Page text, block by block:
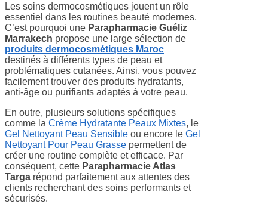
Les soins dermocosmétiques jouent un rôle
essentiel dans les routines beauté modernes.
C’est pourquoi une Parapharmacie Guéliz
Marrakech propose une large sélection de
produits dermocosmétiques Maroc
destinés à différents types de peau et
problématiques cutanées. Ainsi, vous pouvez
facilement trouver des produits hydratants,
anti-âge ou purifiants adaptés à votre peau.
En outre, plusieurs solutions spécifiques
comme la Crème Hydratante Peaux Mixtes, le
Gel Nettoyant Peau Sensible ou encore le Gel
Nettoyant Pour Peau Grasse permettent de
créer une routine complète et efficace. Par
conséquent, cette Parapharmacie Atlas
Targa répond parfaitement aux attentes des
clients recherchant des soins performants et
sécurisés.